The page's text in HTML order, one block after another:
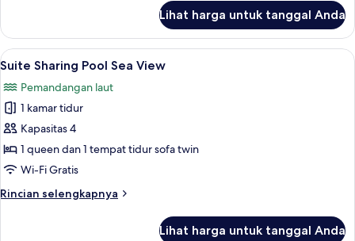
Suite
Keluarga,
pemandangan
terbatas
Lihat harga untuk tanggal Anda
Lihat
semua
foto
untuk
Suite
Sharing
Pool
View
Suite Sharing Pool Sea View | Wi-Fi
6
Suite Sharing Pool Sea View
Pemandangan laut
1 kamar tidur
Kapasitas 4
1 queen dan 1 tempat tidur sofa twin
Wi-Fi Gratis
Rincian selengkapnya
Rincian
Lihat harga untuk tanggal Anda